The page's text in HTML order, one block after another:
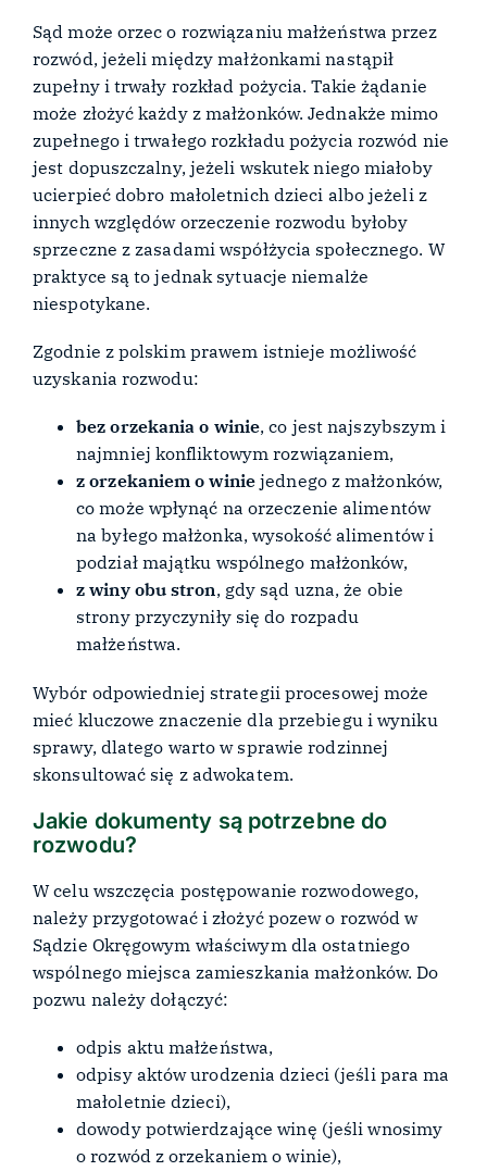
Sąd może orzec o rozwiązaniu małżeństwa przez
rozwód, jeżeli między małżonkami nastąpił
zupełny i trwały rozkład pożycia. Takie żądanie
może złożyć każdy z małżonków. Jednakże mimo
zupełnego i trwałego rozkładu pożycia rozwód nie
jest dopuszczalny, jeżeli wskutek niego miałoby
ucierpieć dobro małoletnich dzieci albo jeżeli z
innych względów orzeczenie rozwodu byłoby
sprzeczne z zasadami współżycia społecznego. W
praktyce są to jednak sytuacje niemalże
niespotykane.
Zgodnie z polskim prawem istnieje możliwość
uzyskania rozwodu:
bez orzekania o winie, co jest najszybszym i
najmniej konfliktowym rozwiązaniem,
z orzekaniem o winie jednego z małżonków,
co może wpłynąć na orzeczenie alimentów
na byłego małżonka, wysokość alimentów i
podział majątku wspólnego małżonków,
z winy obu stron, gdy sąd uzna, że obie
strony przyczyniły się do rozpadu
małżeństwa.
Wybór odpowiedniej strategii procesowej może
mieć kluczowe znaczenie dla przebiegu i wyniku
sprawy, dlatego warto w sprawie rodzinnej
skonsultować się z adwokatem.
Jakie dokumenty są potrzebne do
rozwodu?
W celu wszczęcia postępowanie rozwodowego,
należy przygotować i złożyć pozew o rozwód w
Sądzie Okręgowym właściwym dla ostatniego
wspólnego miejsca zamieszkania małżonków. Do
pozwu należy dołączyć:
odpis aktu małżeństwa,
odpisy aktów urodzenia dzieci (jeśli para ma
małoletnie dzieci),
dowody potwierdzające winę (jeśli wnosimy
o rozwód z orzekaniem o winie),